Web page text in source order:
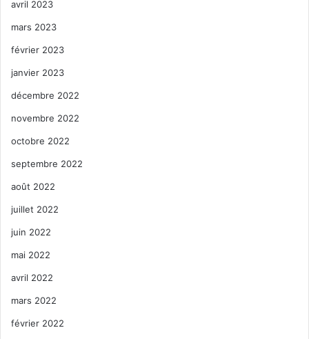
avril 2023
mars 2023
février 2023
janvier 2023
décembre 2022
novembre 2022
octobre 2022
septembre 2022
août 2022
juillet 2022
juin 2022
mai 2022
avril 2022
mars 2022
février 2022